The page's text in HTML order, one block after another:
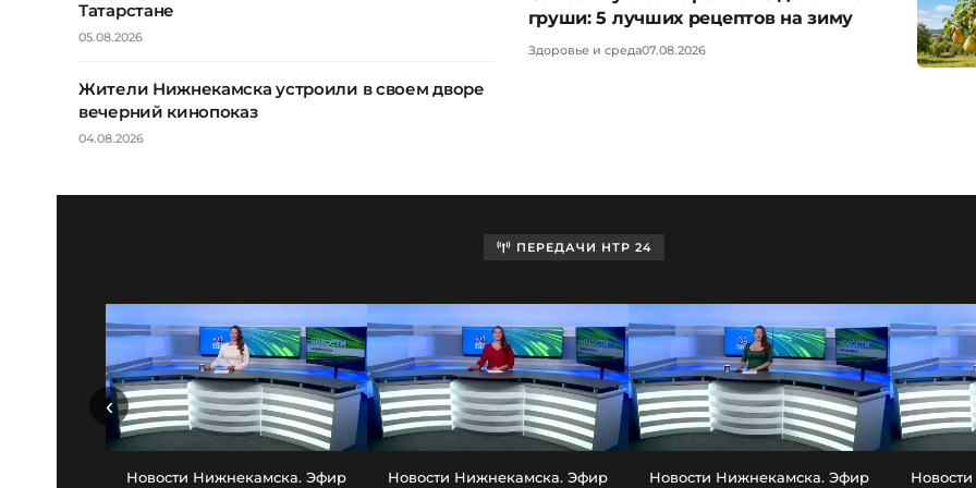
Татарстане
05.08.2026
Жители Нижнекамска устроили в своем дворе
вечерний кинопоказ
04.08.2026
груши: 5 лучших рецептов на зиму
Здоровье и среда07.08.2026
ПЕРЕДАЧИ НТР 24
Новости Нижнекамска. Эфир Новости Нижнекамска. Эфир Новости Нижнекамска. Эфир
‹